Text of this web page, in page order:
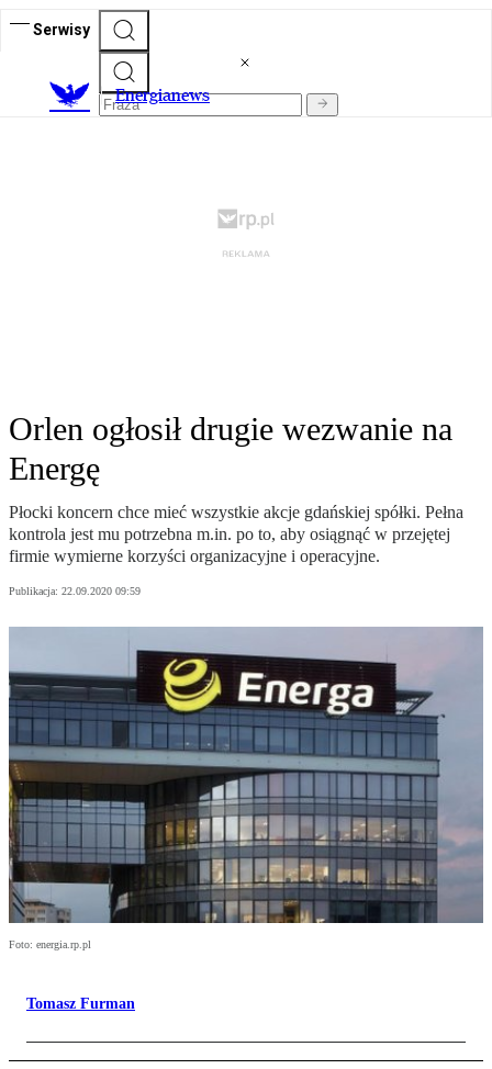
Serwisy
Energianews
Orlen ogłosił drugie wezwanie na
Energę
Płocki koncern chce mieć wszystkie akcje gdańskiej spółki. Pełna
kontrola jest mu potrzebna m.in. po to, aby osiągnąć w przejętej
firmie wymierne korzyści organizacyjne i operacyjne.
Publikacja: 22.09.2020 09:59
Foto: energia.rp.pl
Tomasz Furman